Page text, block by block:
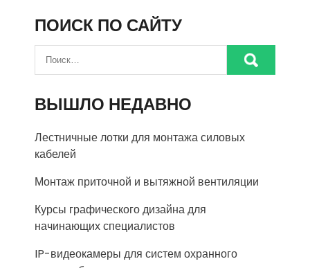
ПОИСК ПО САЙТУ
ВЫШЛО НЕДАВНО
Лестничные лотки для монтажа силовых
кабелей
Монтаж приточной и вытяжной вентиляции
Курсы графического дизайна для
начинающих специалистов
IP-видеокамеры для систем охранного